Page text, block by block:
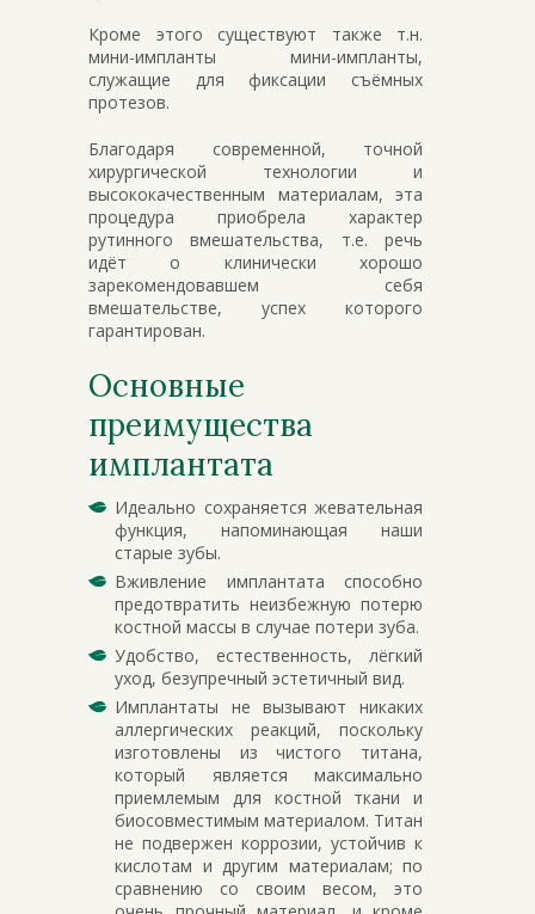
Кроме этого существуют также т.н.
мини-импланты мини-импланты,
служащие для фиксации съёмных
протезов.
Благодаря современной, точной
хирургической технологии и
высококачественным материалам, эта
процедура приобрела характер
рутинного вмешательства, т.е. речь
идёт о клинически хорошо
зарекомендовавшем себя
вмешательстве, успех которого
гарантирован.
Основные
преимущества
имплантата
Идеально сохраняется жевательная
функция, напоминающая наши
старые зубы.
Вживление имплантата способно
предотвратить неизбежную потерю
костной массы в случае потери зуба.
Удобство, естественность, лёгкий
уход, безупречный эстетичный вид.
Имплантаты не вызывают никаких
аллергических реакций, поскольку
изготовлены из чистого титана,
который является максимально
приемлемым для костной ткани и
биосовместимым материалом. Титан
не подвержен коррозии, устойчив к
кислотам и другим материалам; по
сравнению со своим весом, это